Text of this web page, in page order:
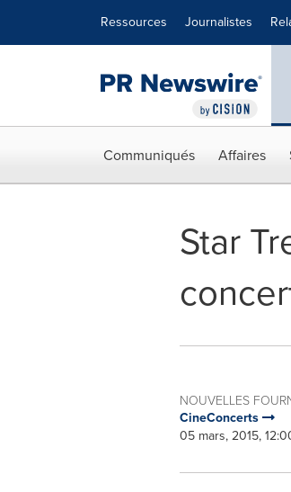
Ressources Journalistes
Communiqués Affaires
Star
NOUVELLES
CineConcerts
05 mars, 2015,